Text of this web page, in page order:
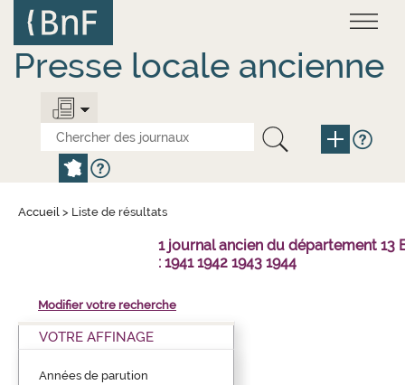
contenu
principal
Presse locale ancienne
Accueil > Liste de résultats
1 journal ancien du département
: 1941 1942 1943 1944
Modifier votre recherche
VOTRE AFFINAGE
Années de parution
Panneau de gestion des cookies